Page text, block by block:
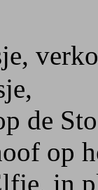
de
op
in